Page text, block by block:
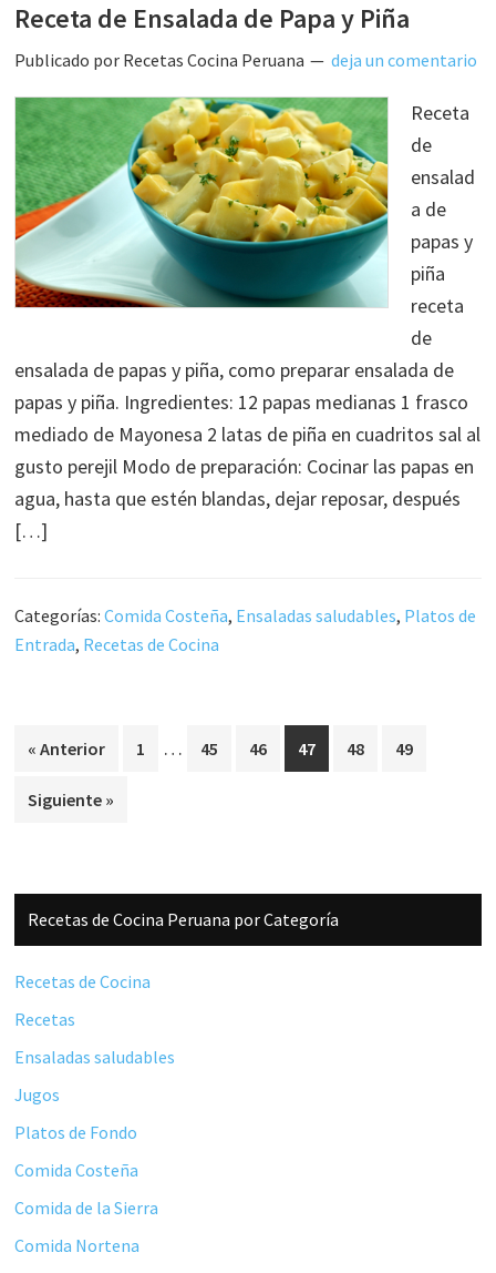
Receta de Ensalada de Papa y Piña
Publicado por Recetas Cocina Peruana deja un comentario
Receta
de
ensalad
a de
papas y
piña
receta
de
ensalada de papas y piña, como preparar ensalada de
papas y piña. Ingredientes: 12 papas medianas 1 frasco
mediado de Mayonesa 2 latas de piña en cuadritos sal al
gusto perejil Modo de preparación: Cocinar las papas en
agua, hasta que estén blandas, dejar reposar, después
[…]
Categorías:Comida Costeña, Ensaladas saludables, Platos de
Entrada, Recetas de Cocina
« Anterior Página
1
Páginas
… Página
45 Página
46 Página
47 Página
48 Página
49
Siguiente »
Barra
lateral
principal
Recetas de Cocina Peruana por Categoría
Recetas de Cocina
Recetas
Ensaladas saludables
Jugos
Platos de Fondo
Comida Costeña
Comida de la Sierra
Comida Nortena